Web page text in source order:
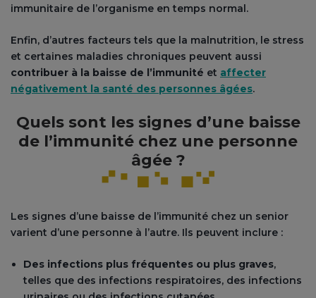
immunitaire de l’organisme en temps normal.
Enfin, d’autres facteurs tels que la malnutrition, le stress
et certaines maladies chroniques peuvent aussi
contribuer à la baisse de l’immunité et affecter
négativement la santé des personnes âgées.
Quels sont les signes d’une baisse
de l’immunité chez une personne
âgée ?
Les signes d’une baisse de l’immunité chez un senior
varient d’une personne à l’autre. Ils peuvent inclure :
Des infections plus fréquentes ou plus graves,
telles que des infections respiratoires, des infections